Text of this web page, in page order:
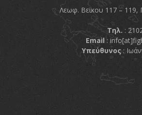
Λεωφ. Βεϊκου 117 – 119,
Τηλ. :
Email :
Υπεύθυνος: